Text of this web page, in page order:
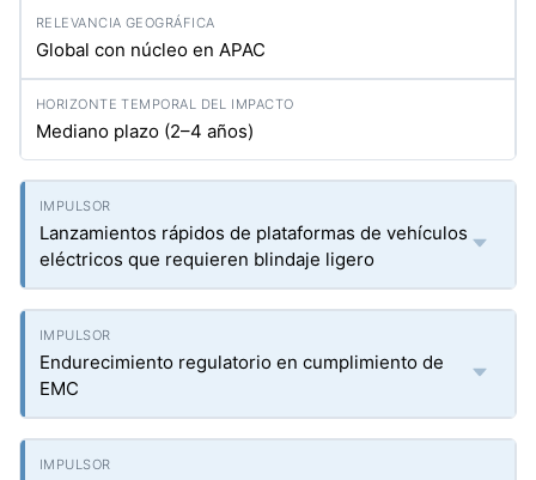
Global con núcleo en APAC
Mediano plazo (2–4 años)
Lanzamientos rápidos de plataformas de vehículos
eléctricos que requieren blindaje ligero
Endurecimiento regulatorio en cumplimiento de
EMC